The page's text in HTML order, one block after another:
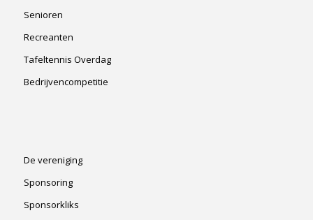
Senioren
Recreanten
Tafeltennis Overdag
Bedrijvencompetitie
De vereniging
Sponsoring
Sponsorkliks